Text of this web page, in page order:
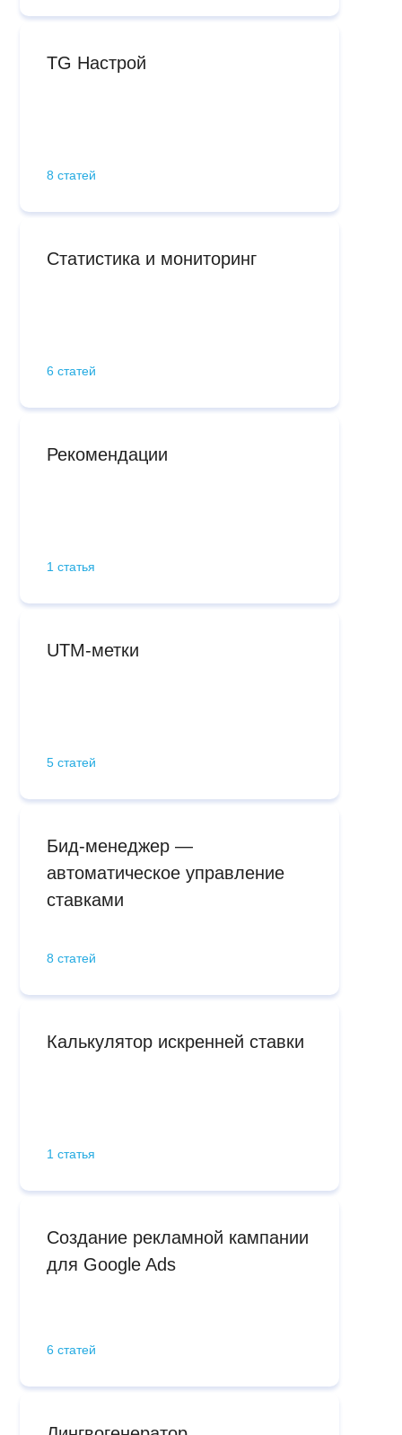
TG Настрой
8 статей
Статистика и мониторинг
6 статей
Рекомендации
1 статья
UTM-метки
5 статей
Бид-менеджер —
автоматическое управление
ставками
8 статей
Калькулятор искренней ставки
1 статья
Создание рекламной кампании
для Google Ads
6 статей